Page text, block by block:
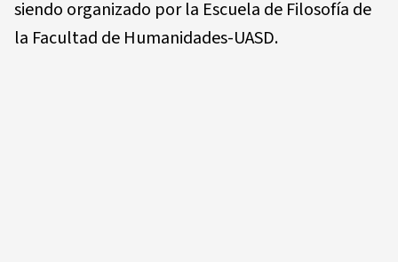
siendo organizado por la Escuela de Filosofía de
la Facultad de Humanidades-UASD.